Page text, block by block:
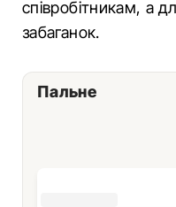
співробітникам, а
забаганок.
Пальне